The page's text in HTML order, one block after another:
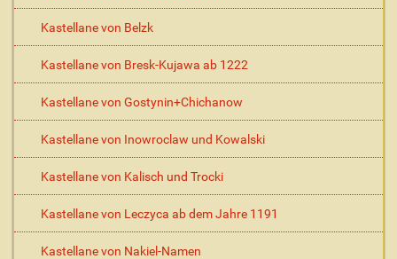
Kastellane von Belzk
Kastellane von Bresk-Kujawa ab 1222
Kastellane von Gostynin+Chichanow
Kastellane von Inowroclaw und Kowalski
Kastellane von Kalisch und Trocki
Kastellane von Leczyca ab dem Jahre 1191
Kastellane von Nakiel-Namen